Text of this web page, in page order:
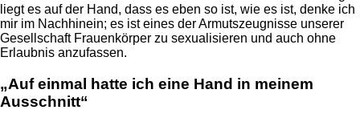
liegt es auf der Hand, dass es eben so ist, wie es ist, denke ich
mir im Nachhinein; es ist eines der Armutszeugnisse unserer
Gesellschaft Frauenkörper zu sexualisieren und auch ohne
Erlaubnis anzufassen.
„Auf einmal hatte ich eine Hand in meinem
Ausschnitt“